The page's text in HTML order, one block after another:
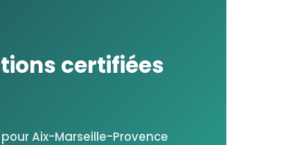
certifiées
Aix-Marseille-Provence